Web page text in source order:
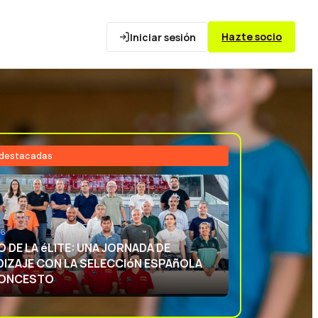
Iniciar sesión Hazte socio
DEPORTIVA: APRENDIENDO CON
ESPAñOLA DE BALONCESTO